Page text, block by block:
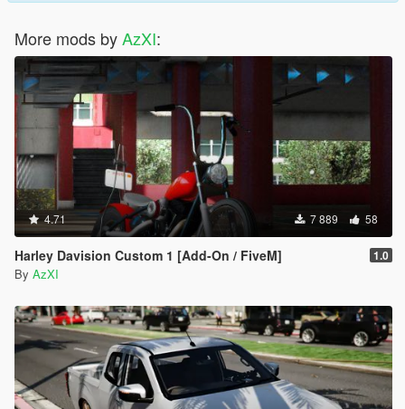
More mods byAzXI:
4.71 7 889 58
Harley Davision Custom 1 [Add-On / FiveM] 1.0
By AzXI